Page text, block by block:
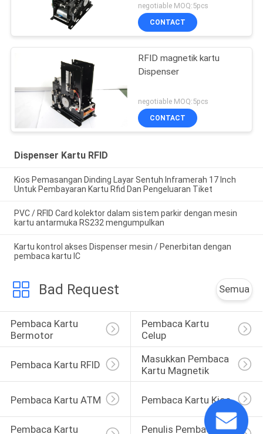
negotiable MOQ:5pcs
CONTACT
RFID magnetik kartu
Dispenser
negotiable MOQ:5pcs
CONTACT
Dispenser Kartu RFID
Kios Pemasangan Dinding Layar Sentuh Inframerah 17 Inch
Untuk Pembayaran Kartu Rfid Dan Pengeluaran Tiket
PVC / RFID Card kolektor dalam sistem parkir dengan mesin
kartu antarmuka RS232 mengumpulkan
Kartu kontrol akses Dispenser mesin / Penerbitan dengan
pembaca kartu IC
Bad Request Semua
Pembaca Kartu
Bermotor
Pembaca Kartu
Celup
Pembaca Kartu RFID
Masukkan Pembaca
Kartu Magnetik
Pembaca Kartu ATM Pembaca Kartu Kios
Pembaca Kartu Penulis Pembaca